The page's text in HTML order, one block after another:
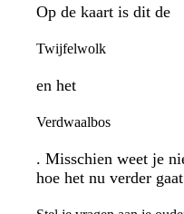
Op de kaart is dit de
Twijfelwolk
en het
Verdwaalbos
. Misschien weet je
hoe het nu verder